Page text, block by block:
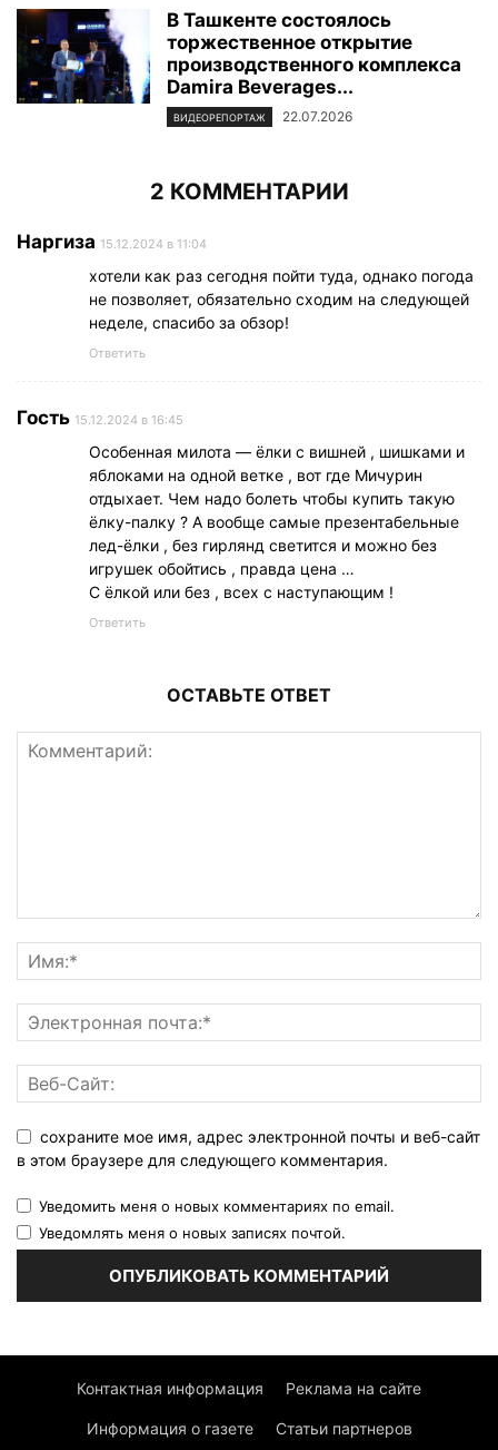
В Ташкенте состоялось
торжественное открытие
производственного комплекса
Damira Beverages...
ВИДЕОРЕПОРТАЖ 22.07.2026
2 КОММЕНТАРИИ
Наргиза 15.12.2024 в 11:04
хотели как раз сегодня пойти туда, однако погода
не позволяет, обязательно сходим на следующей
неделе, спасибо за обзор!
Ответить
Гость 15.12.2024 в 16:45
Особенная милота — ёлки с вишней , шишками и
яблоками на одной ветке , вот где Мичурин
отдыхает. Чем надо болеть чтобы купить такую
ёлку-палку ? А вообще самые презентабельные
лед-ёлки , без гирлянд светится и можно без
игрушек обойтись , правда цена …
С ёлкой или без , всех с наступающим !
Ответить
ОСТАВЬТЕ ОТВЕТ
сохраните мое имя, адрес электронной почты и веб-сайт
в этом браузере для следующего комментария.
Уведомить меня о новых комментариях по email.
Уведомлять меня о новых записях почтой.
Контактная информация Реклама на сайте
Информация о газете Статьи партнеров